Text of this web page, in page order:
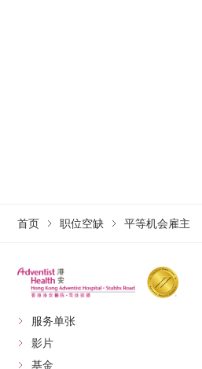
首页 职位空缺 平等机会雇主
服务单张
影片
基金